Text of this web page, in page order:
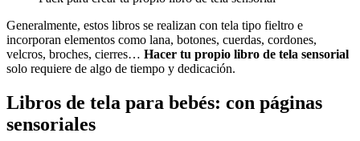
Generalmente, estos libros se realizan con tela tipo fieltro e
incorporan elementos como lana, botones, cuerdas, cordones,
velcros, broches, cierres… Hacer tu propio libro de tela sensorial
solo requiere de algo de tiempo y dedicación.
Libros de tela para bebés: con páginas
sensoriales